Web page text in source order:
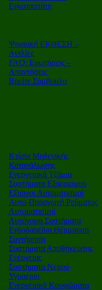
Εγκαταστάτη
Ψηφιακή ΕΚΘΕΣΗ –
Αντλίες
FAQ: Ερωτήσεις –
Απαντήσεις
Βρείτε Σύμβουλο
Κτίρια Μηδενικής
Κατανάλωσης
Ενεργειακά Τζάμια
Συστήματα Εξαερισμού
Εξυπνοι Αυτοματισμοί
Αυτο-Παραγωγή Ρεύματος
Αυτοματισμοί
Αυτόνομα Συστήματα
Ενδοδαπέδια Θέρμανση
Συντήρηση
Συστήματα Αποθήκευσης
Ενέργειας
Συστήματα Νερού
Υγραέριο
Ενεργειακά Κουφώματα